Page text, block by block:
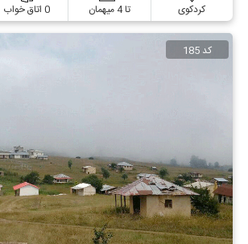
کردکوی تا 4 میهمان 0 اتاق خواب
کد 185